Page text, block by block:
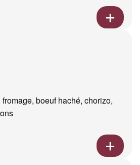
boeuf haché, chorizo,